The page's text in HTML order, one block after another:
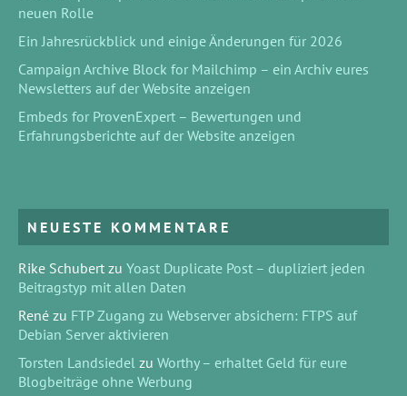
neuen Rolle
Ein Jahresrückblick und einige Änderungen für 2026
Campaign Archive Block for Mailchimp – ein Archiv eures
Newsletters auf der Website anzeigen
Embeds for ProvenExpert – Bewertungen und
Erfahrungsberichte auf der Website anzeigen
NEUESTE KOMMENTARE
Rike Schubert zu Yoast Duplicate Post – dupliziert jeden
Beitragstyp mit allen Daten
René zu FTP Zugang zu Webserver absichern: FTPS auf
Debian Server aktivieren
Torsten Landsiedel zu Worthy – erhaltet Geld für eure
Blogbeiträge ohne Werbung